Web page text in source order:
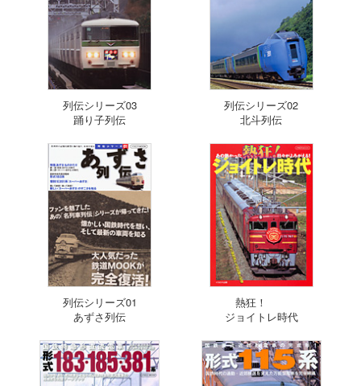
列伝シリーズ03
踊り子列伝
列伝シリーズ02
北斗列伝
列伝シリーズ01
あずさ列伝
熱狂！
ジョイトレ時代